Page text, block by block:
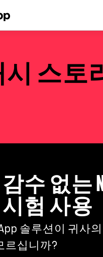
스토
수 없는
험 사용
솔루션이 귀사
르십니까?